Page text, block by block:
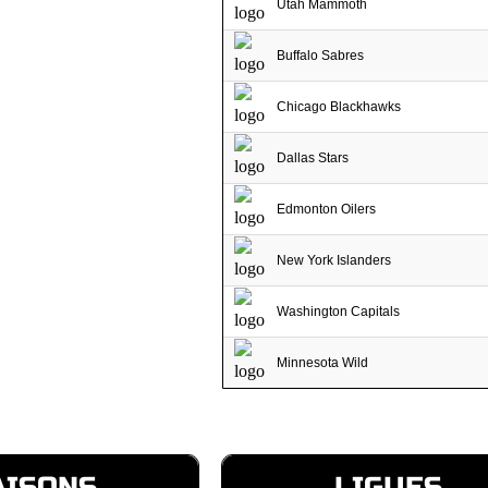
Utah Mammoth
Buffalo Sabres
Chicago Blackhawks
Dallas Stars
Edmonton Oilers
New York Islanders
Washington Capitals
Minnesota Wild